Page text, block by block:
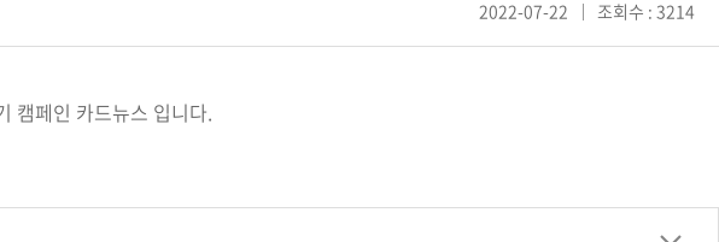
2022-07-22 조회수 : 3214
캠페인 카드뉴스 입니다.